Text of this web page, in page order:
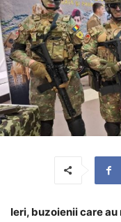
Ieri, buzoienii care